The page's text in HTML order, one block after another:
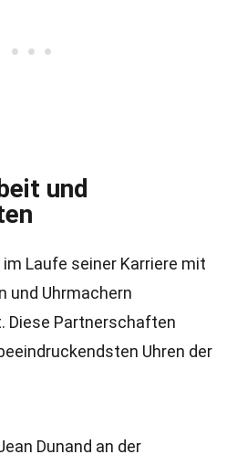
und
Laufe seiner Karriere mit
und Uhrmachern
Diese Partnerschaften
Uhren der
Dunand an der